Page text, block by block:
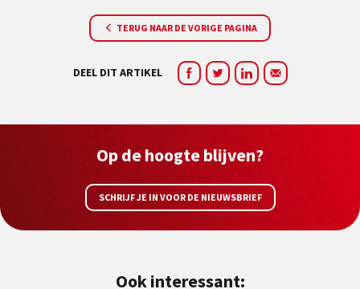
TERUG NAAR DE VORIGE PAGINA
DEEL DIT ARTIKEL
Op de hoogte blijven?
SCHRIJF JE IN VOOR DE NIEUWSBRIEF
Ook interessant: